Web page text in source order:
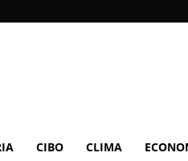
CIBO CLIMA